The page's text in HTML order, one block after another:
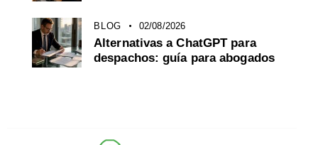
BLOG 02/08/2026
Alternativas a ChatGPT para
despachos: guía para abogados